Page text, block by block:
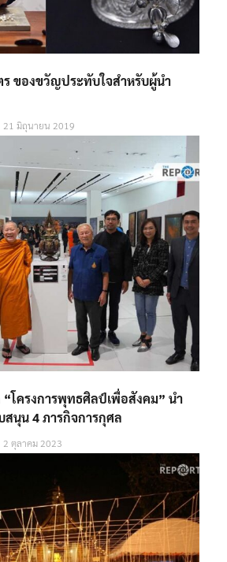
ร ของขวัญประทับใจสำหรับผู้นำ
21 มิถุนายน 2019
“โครงการพุทธศิลป์เพื่อสังคม” นำ
สนุน 4 ภารกิจการกุศล
2 ตุลาคม 2023